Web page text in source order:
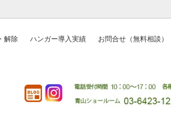
解除 ハンガー導入実績 お問合せ（無料相談）
フォーム・リメイクのご案内 個人のお客